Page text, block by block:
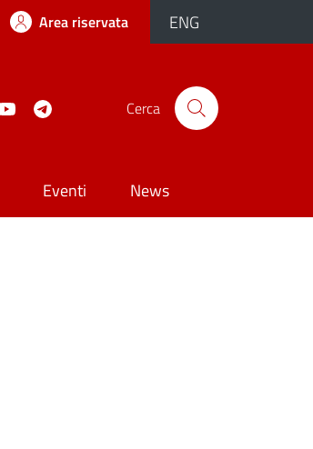
Area riservata ENG
Cerca
Eventi News